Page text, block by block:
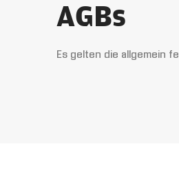
AGBs
Es gelten die allgemein